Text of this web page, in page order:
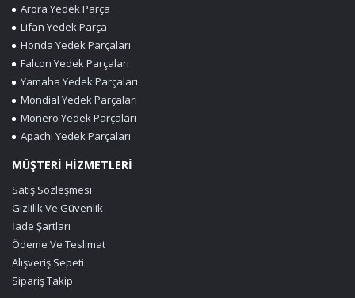
Arora Yedek Parça
Lifan Yedek Parça
Honda Yedek Parçaları
Falcon Yedek Parçaları
Yamaha Yedek Parçaları
Mondial Yedek Parçaları
Monero Yedek Parçaları
Apachi Yedek Parçaları
MÜŞTERİ HİZMETLERİ
Satış Sözleşmesi
Gizlilik Ve Güvenlik
İade Şartları
Ödeme Ve Teslimat
Alışveriş Sepeti
Sipariş Takip